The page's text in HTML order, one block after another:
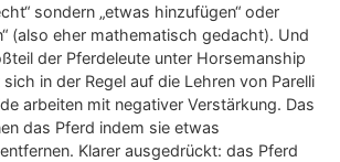
sondern „etwas hinzufügen“ oder
(also eher mathematisch gedacht). Und
der Pferdeleute unter Horsemanship
in der Regel auf die Lehren von Parelli
arbeiten mit negativer Verstärkung. Das
das Pferd indem sie etwas
Klarer ausgedrückt: das Pferd